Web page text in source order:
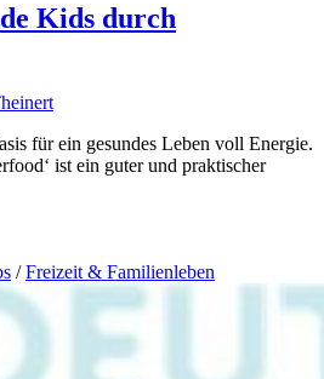
Kids durch
für ein gesundes Leben voll Energie.
ist ein guter und praktischer
/Freizeit & Familienleben